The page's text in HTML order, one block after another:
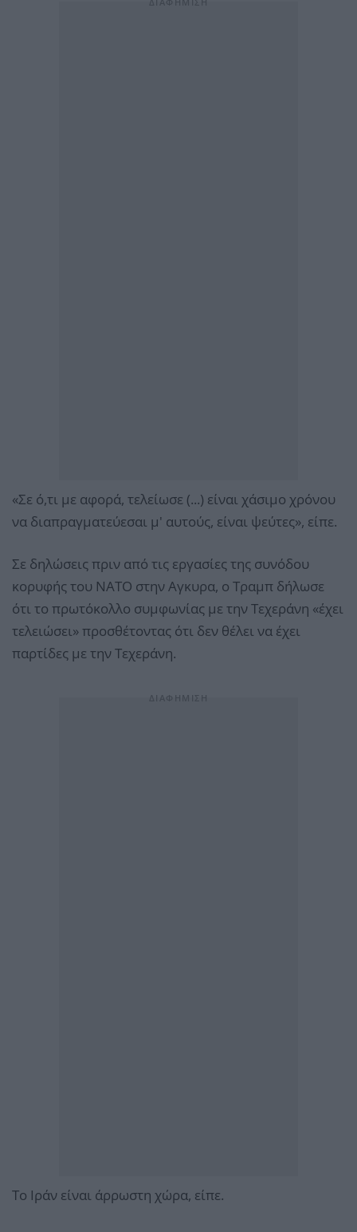
«Σε ό,τι με αφορά, τελείωσε (...) είναι χάσιμο χρόνου
να διαπραγματεύεσαι μ' αυτούς, είναι ψεύτες», είπε.
Σε δηλώσεις πριν από τις εργασίες της συνόδου
κορυφής του ΝΑΤΟ στην Αγκυρα, ο Τραμπ δήλωσε
ότι το πρωτόκολλο συμφωνίας με την Τεχεράνη «έχει
τελειώσει» προσθέτοντας ότι δεν θέλει να έχει
παρτίδες με την Τεχεράνη.
Το Ιράν είναι άρρωστη χώρα, είπε.